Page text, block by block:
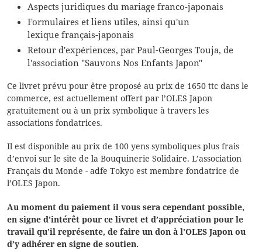
Aspects juridiques du mariage franco-japonais
Formulaires et liens utiles, ainsi qu'un
lexique français-japonais
Retour d'expériences, par Paul-Georges Touja, de
l'association "Sauvons Nos Enfants Japon"
Ce livret prévu pour être proposé au prix de 1650 ttc dans le
commerce, est actuellement offert par l’OLES Japon
gratuitement ou à un prix symbolique à travers les
associations fondatrices.
Il est disponible au prix de 100 yens symboliques plus frais
d’envoi sur le site de la Bouquinerie Solidaire. L’association
Français du Monde - adfe Tokyo est membre fondatrice de
l’OLES Japon.
Au moment du paiement il vous sera cependant possible,
en signe d’intérêt pour ce livret et d’appréciation pour le
travail qu’il représente, de faire un don à l’OLES Japon ou
d’y adhérer en signe de soutien.